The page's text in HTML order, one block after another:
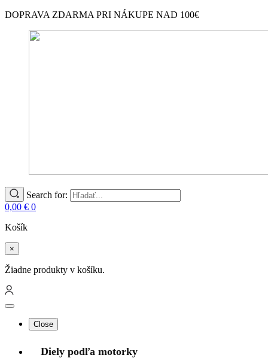
DOPRAVA ZDARMA PRI NÁKUPE NAD 100€
Search for:
0,00 € 0
Košík
×
Žiadne produkty v košíku.
Close
Diely podľa motorky